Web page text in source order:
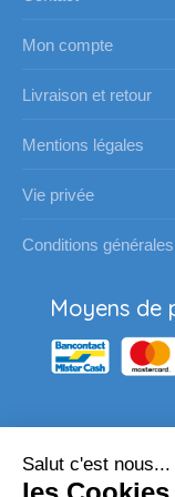
Mon compte
Livraison et retour
Mentions légales
Vie privée
Conditions
Moyens de
Nos
Salut c'est nous...